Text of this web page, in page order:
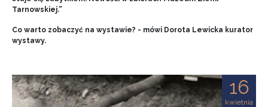
Tarnowskiej.”
Co warto zobaczyć na wystawie? - mówi Dorota Lewicka kurator
wystawy.
16
kwietnia